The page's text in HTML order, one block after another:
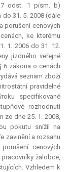
odst. 1 písm. b)
do 31. 5. 2008 (dále
porušení cenových
ke kterému
1. 2006 do 31. 12.
jízdného veřejné
6 zákona o cenách
seznam zboží
pravidelné
specifikované
rozhodnutí
ze dne 25. 1. 2008,
pokutu snížil na
zavinění a rozsahu
cenových
žalobce,
Vzhledem k